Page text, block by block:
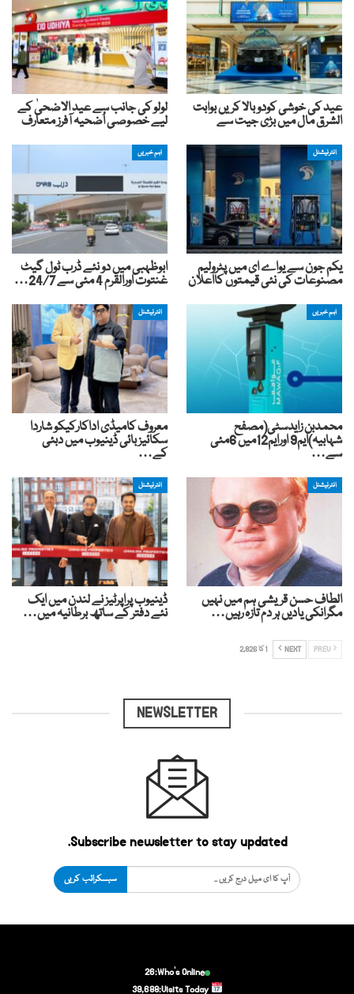
عید کی خوشی کودوبالا کریں بوابت
الشرق مال میں بڑی جیت سے
لولو کی جانب سے عید الاضحیٰ کے
لیے خصوصی اُضحیہ آفرز متعارف
انٹرنیشنل
یکم جون سے یواے ای میں پٹرولیم
مصنوعات کی نئی قیمتوں کااعلان
اہم خبریں
ابوظہبی میں دو نئے ڈرب ٹول گیٹ
غنتوت اورالقرم 4 مئی سے 24/7…
اہم خبریں
محمدبن زایدسٹی(مصفح
شہابیہ)ایم9 اورایم12میں 6مئی
سے…
انٹرنیشنل
معروف کامیڈی اداکارکیکو شاردا
سکائیز بائی ڈینیوب میں دبئی
کے…
انٹرنیشنل
الطاف حسن قریشی ہم میں نہیں
مگرانکی یادیں ہر دم تازہ رہیں…
انٹرنیشنل
ڈینیوب پراپرٹیز نے لندن میں ایک
نئے دفتر کے ساتھ برطانیہ میں…
NEXT 1 کا 2,826
NEWSLETTER
Subscribe newsletter to stay updated.
سبسکرائب کریں
Who's Online:
26
Visits Today:
39,688